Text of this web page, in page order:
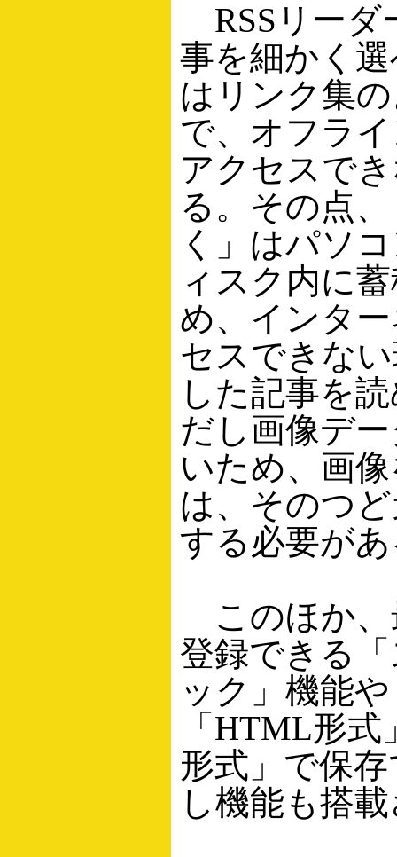
RSSリーダ
事を細かく
はリンク集
で、オフラ
アクセスで
る。その点
く」はパソ
ィスク内に
め、インタ
セスできな
した記事を
だし画像デ
いため、画
は、そのつ
する必要が
このほか、
登録できる
ック」機能
「HTML形
形式」で保
し機能も搭